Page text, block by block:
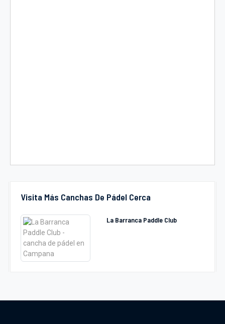
Visita Más Canchas De Pádel Cerca
La Barranca Paddle Club